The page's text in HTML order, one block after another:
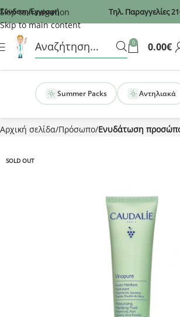
Recaptcha
Skip to navigation
Skip to main content
Σύνδεση/Εγγραφή Τηλ. Παραγγελίες
0 0.00€
Summer Packs Αντηλιακά
Αρχική σελίδα Πρόσωπο Ενυδάτωση
SOLD OUT